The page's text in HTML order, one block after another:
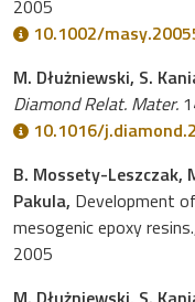
2005
10.1002/
M. Dłużniewski, S.
Diamond Relat. Mater.
10.1016/
B. Mossety-Leszczak,
Pakula, Development
mesogenic epoxy
2005